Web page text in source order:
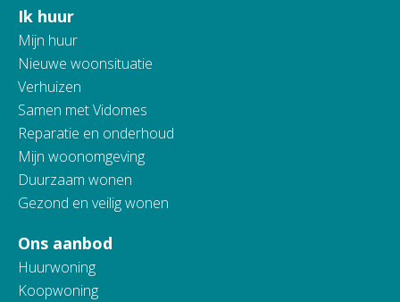
Contactinformatie
Ik huur
Mijn huur
Nieuwe woonsituatie
Verhuizen
Samen met Vidomes
Reparatie en onderhoud
Mijn woonomgeving
Duurzaam wonen
Gezond en veilig wonen
Ons aanbod
Huurwoning
Koopwoning